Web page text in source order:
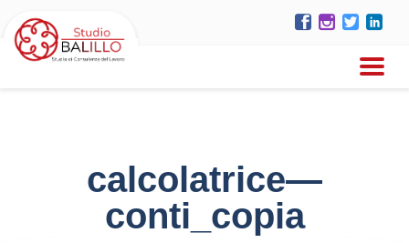
calcolatrice—
conti_copia